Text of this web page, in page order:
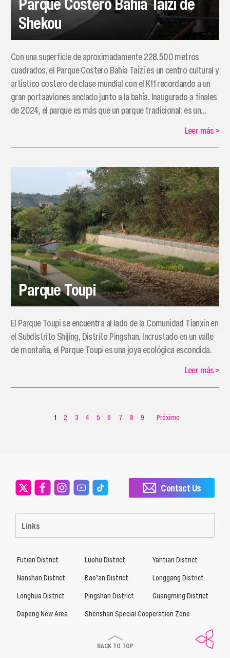
Shekou
Con una superficie de aproximadamente 228.500 metros
cuadrados, el Parque Costero Bahía Taizi es un centro cultural y
artístico costero de clase mundial con el K11 recordando a un
gran portaaviones anclado junto a la bahía. Inaugurado a finales
de 2024, el parque es más que un parque tradicional: es un
experiencia dinámica y multifacética.
Leer más>
Parque Toupi
El Parque Toupi se encuentra al lado de la Comunidad Tianxin en
el Subdistrito Shijing, Distrito Pingshan. Incrustado en un valle
de montaña, el Parque Toupi es una joya ecológica escondida.
Leer más>
1 2 3 4 5 6 7 8 9 Próximo
Links
Contact Us
Futian District Luohu District
Yantian District
Nanshan District
Bao’an District
Longgang District
Longhua District
Pingshan District
Guangming District
Dapeng New Area
Shenshan Special Cooperation Zone
BACK TO TOP